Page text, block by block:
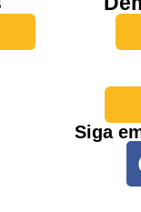
Siga